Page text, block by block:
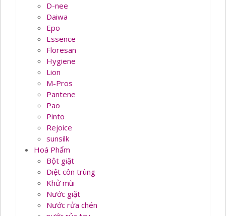
D-nee
Daiwa
Epo
Essence
Floresan
Hygiene
Lion
M-Pros
Pantene
Pao
Pinto
Rejoice
sunsilk
Hoá Phẩm
Bột giặt
Diệt côn trùng
Khử mùi
Nước giặt
Nước rửa chén